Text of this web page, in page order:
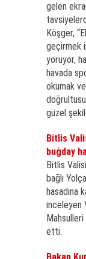
gelen
Köşger,
geçirmek
yoruyor,
havada
okumak
güzel
Bitlis
buğday
Bitlis
bağlı
hasadına
inceleyen
etti.